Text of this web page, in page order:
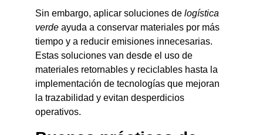
Sin embargo, aplicar soluciones de logística
verde ayuda a conservar materiales por más
tiempo y a reducir emisiones innecesarias.
Estas soluciones van desde el uso de
materiales retornables y reciclables hasta la
implementación de tecnologías que mejoran
la trazabilidad y evitan desperdicios
operativos.